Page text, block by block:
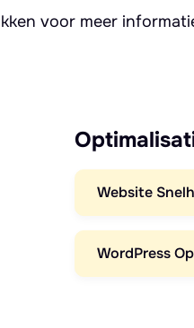
voor meer
Website
WordPress